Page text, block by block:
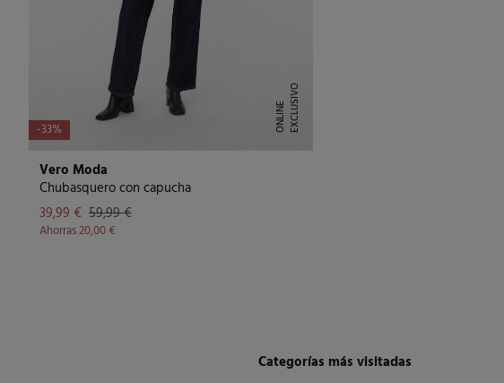
-33% E
X
C
L
U
S I
V
O
O
N
L
I
N
E
Vero Moda
Chubasquero con capucha
39,99 € 59,99 €
Ahorras20,00 €
Categorías más visitadas